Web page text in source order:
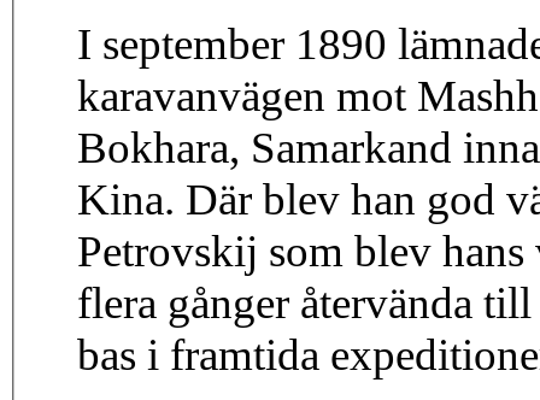
I september 1890
karavanvägen mot
Bokhara, Samarkand
Kina. Där blev han god
Petrovskij som blev
flera gånger återvända
bas i framtida